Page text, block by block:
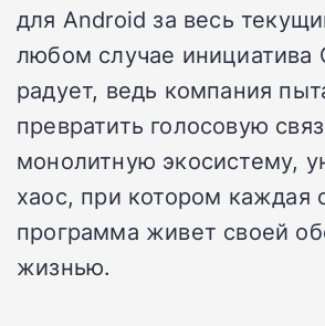
для Android за весь
любом случае инициатива
радует, ведь компания
превратить голосовую
монолитную экосистему,
хаос, при котором каждая
программа живет своей
жизнью.